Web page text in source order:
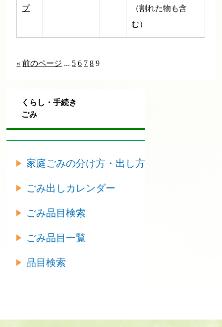
プ
（割れた物も含
む）
« 前のページ ... 5 6 7 8 9
くらし・手続き
ごみ
家庭ごみの分け方・出し方
ごみ出しカレンダー
ごみ品目検索
ごみ品目一覧
品目検索